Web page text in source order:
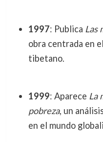
1997: Publica Las
obra centrada en
tibetano.
1999: Aparece La
pobreza, un
en el mundo